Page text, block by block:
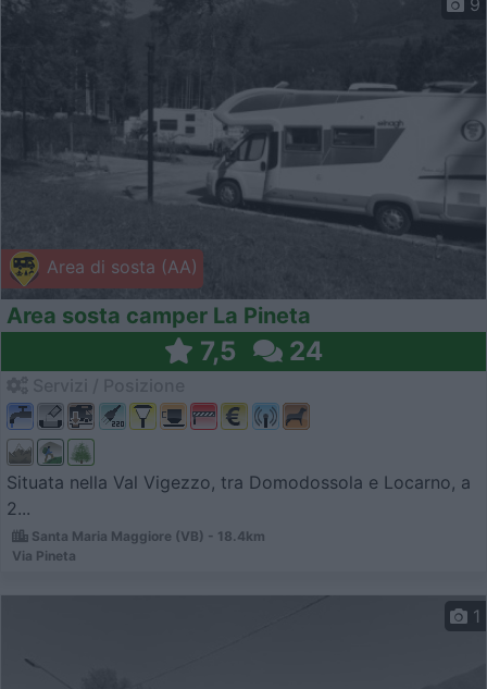
Area di sosta (AA)
9
Area sosta camper La Pineta
7,5 24
Situata nella Val Vigezzo, tra Domodossola e Locarno, a
2...
Santa Maria Maggiore (VB) - 18.4km
Via Pineta
1